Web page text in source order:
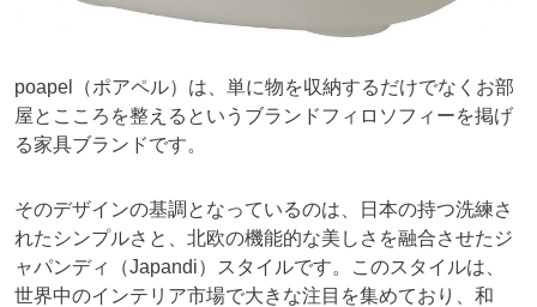
poapel（ポアペル）は、単に物を収納するだけでなくお部
屋とこころを整えるというブランドフィロソフィーを掲げ
る家具ブランドです。
そのデザインの基調となっているのは、日本の持つ洗練さ
れたシンプルさと、北欧の機能的な美しさを融合させたジ
ャパンディ（Japandi）スタイルです。このスタイルは、
世界中のインテリア市場で大きな注目を集めており、和